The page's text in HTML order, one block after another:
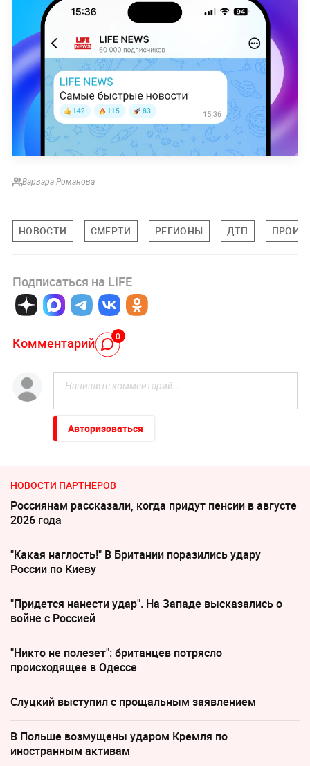
Варвара Романова
НОВОСТИ СМЕРТИ РЕГИОНЫ ДТП
Подписаться на LIFE
Комментарий 0
Авторизоваться
НОВОСТИ ПАРТНЕРОВ
Россиянам рассказали, когда придут пенсии в августе
2026 года
"Какая наглость!" В Британии поразились удару
России по Киеву
"Придется нанести удар". На Западе высказались о
войне с Россией
"Никто не полезет": британцев потрясло
происходящее в Одессе
Слуцкий выступил с прощальным заявлением
В Польше возмущены ударом Кремля по
иностранным активам